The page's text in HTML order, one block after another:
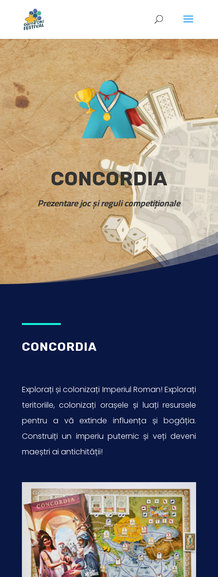
CONCORDIA
Prezentare joc și reguli competiționale
CONCORDIA
Explorați și colonizați Imperiul Roman! Explorați
teritoriile, colonizați orașele și luați resursele
pentru a vă extinde influența și bogăția.
Construiți un imperiu puternic și veți deveni
maeștri ai antichității!